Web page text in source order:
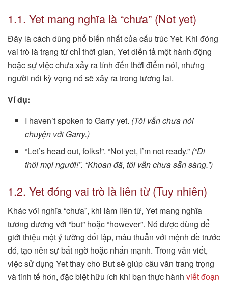
1.1. Yet mang nghĩa là “chưa” (Not yet)
Đây là cách dùng phổ biến nhất của cấu trúc Yet. Khi đóng
vai trò là trạng từ chỉ thời gian, Yet diễn tả một hành động
hoặc sự việc chưa xảy ra tính đến thời điểm nói, nhưng
người nói kỳ vọng nó sẽ xảy ra trong tương lai.
Ví dụ:
I haven’t spoken to Garry yet. (Tôi vẫn chưa nói
chuyện với Garry.)
“Let’s head out, folks!”. “Not yet, I’m not ready.” (“Đi
thôi mọi người!”. “Khoan đã, tôi vẫn chưa sẵn sàng.”)
1.2. Yet đóng vai trò là liên từ (Tuy nhiên)
Khác với nghĩa “chưa”, khi làm liên từ, Yet mang nghĩa
tương đương với “but” hoặc “however”. Nó được dùng để
giới thiệu một ý tưởng đối lập, mâu thuẫn với mệnh đề trước
đó, tạo nên sự bất ngờ hoặc nhấn mạnh. Trong văn viết,
việc sử dụng Yet thay cho But sẽ giúp câu văn trang trọng
và tinh tế hơn, đặc biệt hữu ích khi bạn thực hành viết đoạn